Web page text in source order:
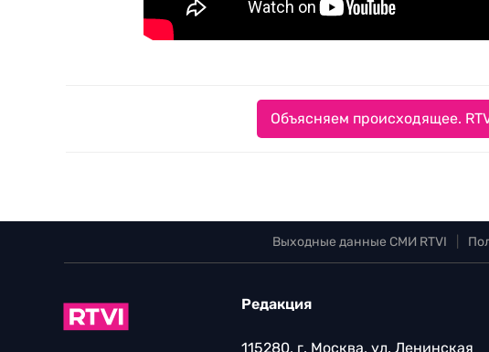
Объясняем происходящее.
Выходные данные СМИ RTVI
Редакция
115280, г. Москва, ул. Ленинская